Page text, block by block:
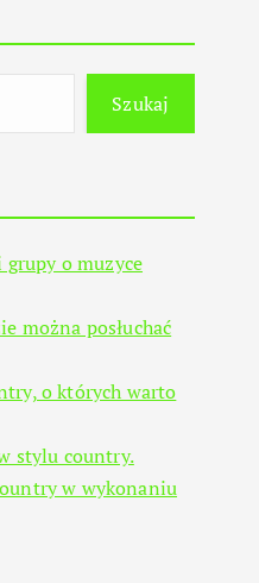
Szukaj
o muzyce
można posłuchać
o których warto
stylu country.
w wykonaniu